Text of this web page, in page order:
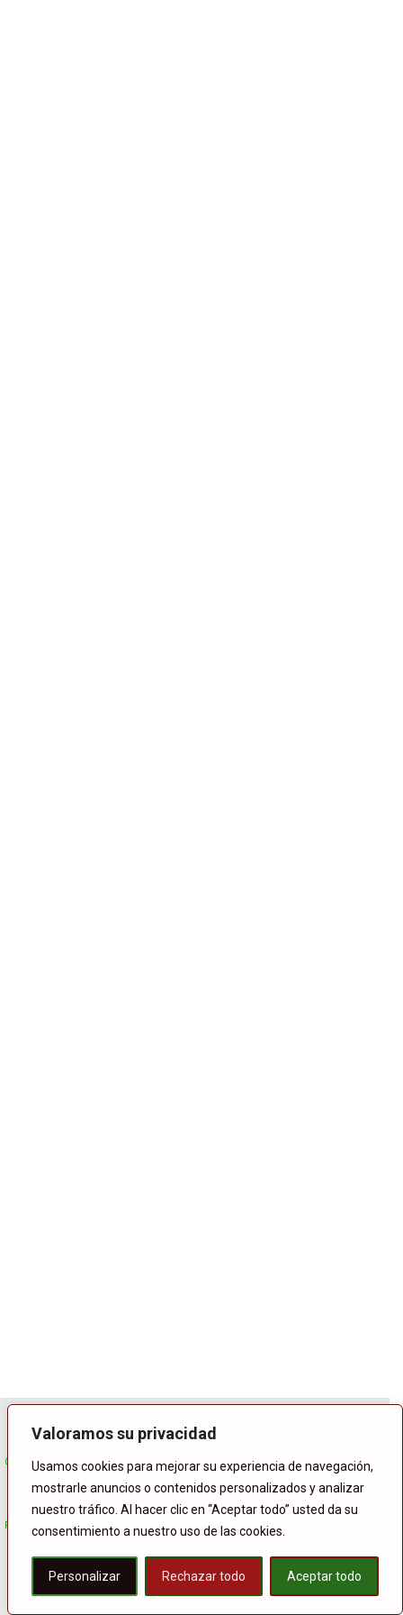
Valoramos su privacidad
Usamos cookies para mejorar su experiencia de navegación,
mostrarle anuncios o contenidos personalizados y analizar
nuestro tráfico. Al hacer clic en “Aceptar todo” usted da su
consentimiento a nuestro uso de las cookies.
Personalizar Rechazar todo Aceptar todo
Contacto: info@lasvocesdelpueblo.com
Registrarse
Facebook
TwitterBufferWhatsApp
Compartir